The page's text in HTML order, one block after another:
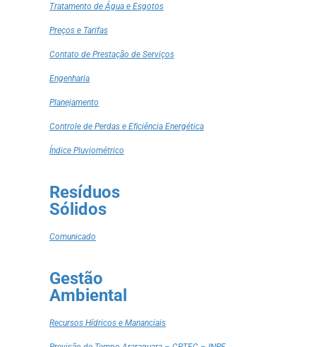
Tratamento de Água e Esgotos
Preços e Tarifas
Contato de Prestação de Serviços
Engenharia
Planejamento
Controle de Perdas e Eficiência Energética
Índice Pluviométrico
Resíduos
Sólidos
Comunicado
Gestão
Ambiental
Recursos Hídricos e Mananciais